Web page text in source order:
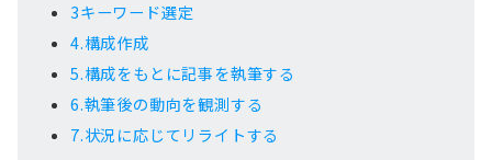
3キーワード選定
4.構成作成
5.構成をもとに記事を執筆する
6.執筆後の動向を観測する
7.状況に応じてリライトする